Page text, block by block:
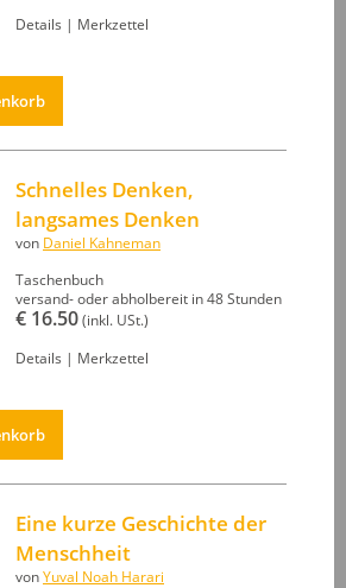
Details | Merkzettel
Schnelles Denken,
langsames Denken
von Daniel Kahneman
Taschenbuch
versand- oder abholbereit in 48 Stunden
€ 16.50 (inkl. USt.)
Details | Merkzettel
Eine kurze Geschichte der
Menschheit
von Yuval Noah Harari